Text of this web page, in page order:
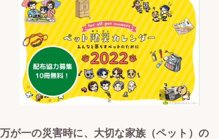
日
時
:
万が一の災害時に、大切な家族（ペット）の